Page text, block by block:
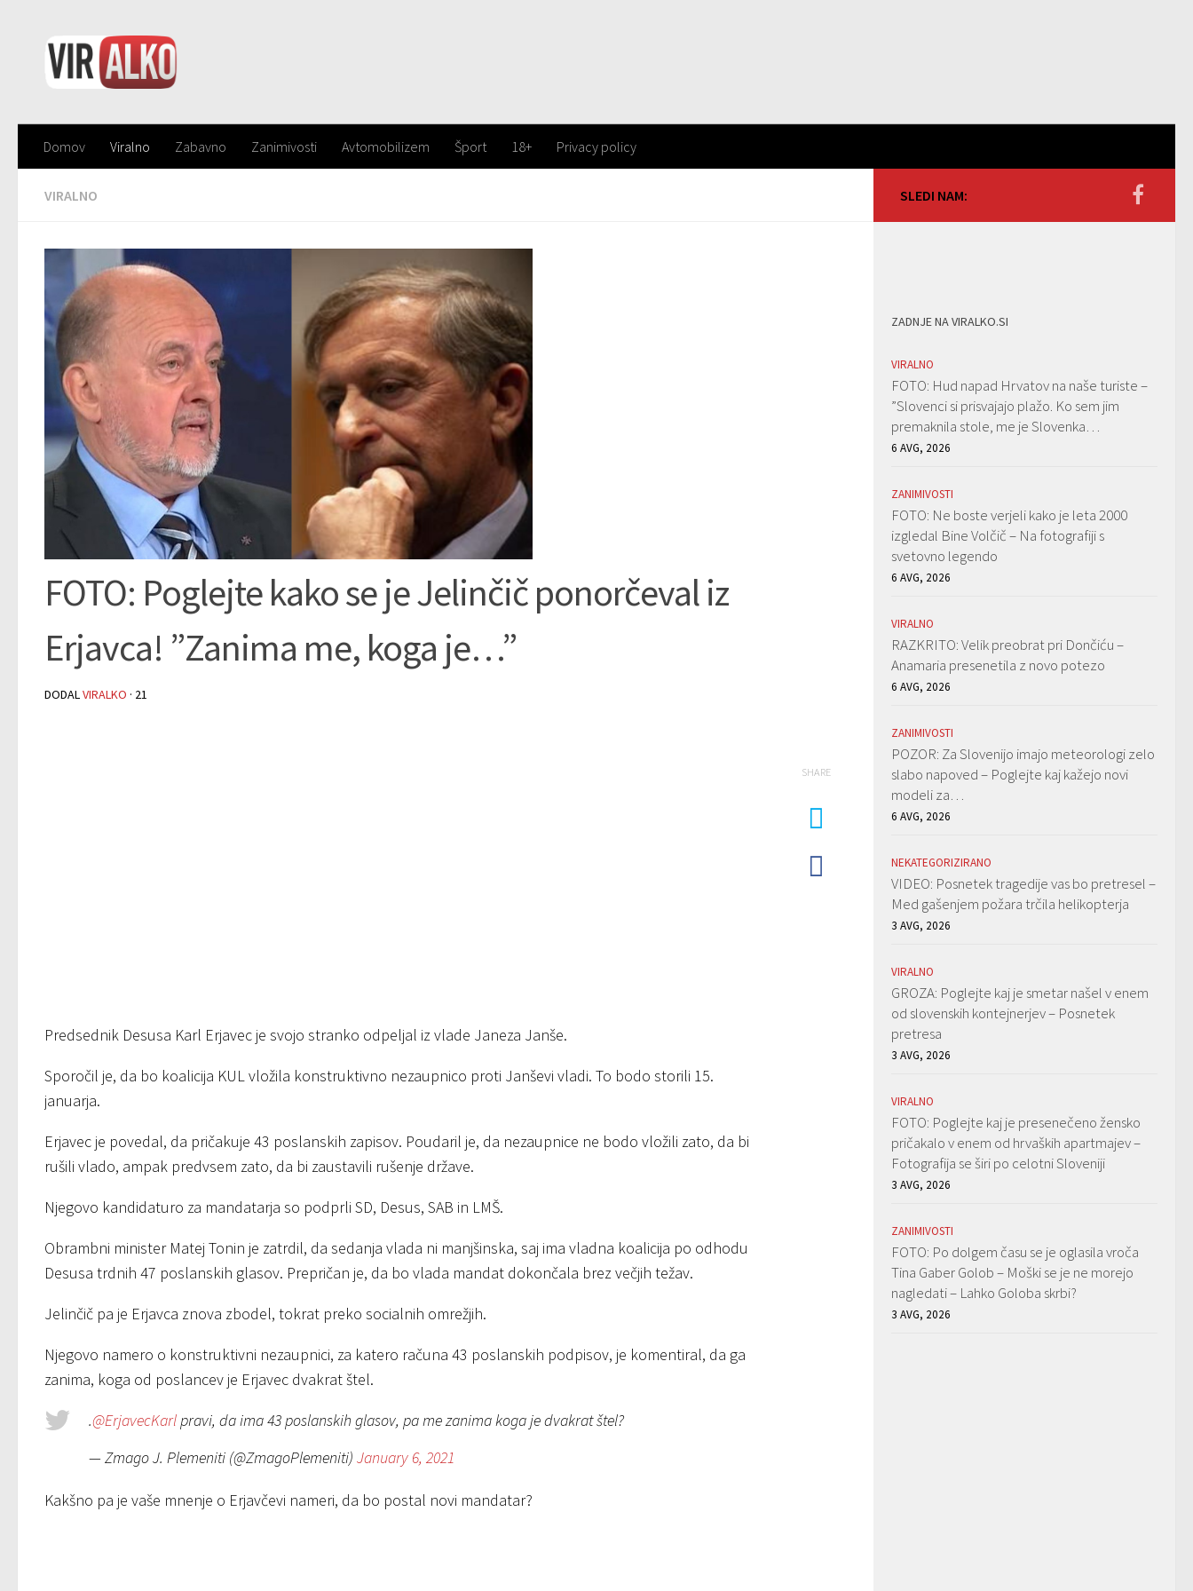
Domov Viralno Zabavno Zanimivosti Avtomobilizem Šport 18+ Privacy policy
VIRALNO
FOTO: Poglejte kako se je Jelinčič ponorčeval iz
Erjavca! ”Zanima me, koga je…”
DODALVIRALKO · 21
Predsednik Desusa Karl Erjavec je svojo stranko odpeljal iz vlade Janeza Janše.
Sporočil je, da bo koalicija KUL vložila konstruktivno nezaupnico proti Janševi vladi. To bodo storili 15.
januarja.
Erjavec je povedal, da pričakuje 43 poslanskih zapisov. Poudaril je, da nezaupnice ne bodo vložili zato, da bi
rušili vlado, ampak predvsem zato, da bi zaustavili rušenje države.
Njegovo kandidaturo za mandatarja so podprli SD, Desus, SAB in LMŠ.
Obrambni minister Matej Tonin je zatrdil, da sedanja vlada ni manjšinska, saj ima vladna koalicija po odhodu
Desusa trdnih 47 poslanskih glasov. Prepričan je, da bo vlada mandat dokončala brez večjih težav.
Jelinčič pa je Erjavca znova zbodel, tokrat preko socialnih omrežjih.
Njegovo namero o konstruktivni nezaupnici, za katero računa 43 poslanskih podpisov, je komentiral, da ga
zanima, koga od poslancev je Erjavec dvakrat štel.
.@ErjavecKarlpravi, da ima 43 poslanskih glasov, pa me zanima koga je dvakrat štel?
— Zmago J. Plemeniti (@ZmagoPlemeniti) January 6, 2021
Kakšno pa je vaše mnenje o Erjavčevi nameri, da bo postal novi mandatar?
SHARE
SLEDI NAM:
ZADNJE NA VIRALKO.SI
VIRALNO
FOTO: Hud napad Hrvatov na naše turiste –
”Slovenci si prisvajajo plažo. Ko sem jim
premaknila stole, me je Slovenka…
6 AVG, 2026
ZANIMIVOSTI
FOTO: Ne boste verjeli kako je leta 2000
izgledal Bine Volčič – Na fotografiji s
svetovno legendo
6 AVG, 2026
VIRALNO
RAZKRITO: Velik preobrat pri Dončiću –
Anamaria presenetila z novo potezo
6 AVG, 2026
ZANIMIVOSTI
POZOR: Za Slovenijo imajo meteorologi zelo
slabo napoved – Poglejte kaj kažejo novi
modeli za…
6 AVG, 2026
NEKATEGORIZIRANO
VIDEO: Posnetek tragedije vas bo pretresel –
Med gašenjem požara trčila helikopterja
3 AVG, 2026
VIRALNO
GROZA: Poglejte kaj je smetar našel v enem
od slovenskih kontejnerjev – Posnetek
pretresa
3 AVG, 2026
VIRALNO
FOTO: Poglejte kaj je presenečeno žensko
pričakalo v enem od hrvaških apartmajev –
Fotografija se širi po celotni Sloveniji
3 AVG, 2026
ZANIMIVOSTI
FOTO: Po dolgem času se je oglasila vroča
Tina Gaber Golob – Moški se je ne morejo
nagledati – Lahko Goloba skrbi?
3 AVG, 2026